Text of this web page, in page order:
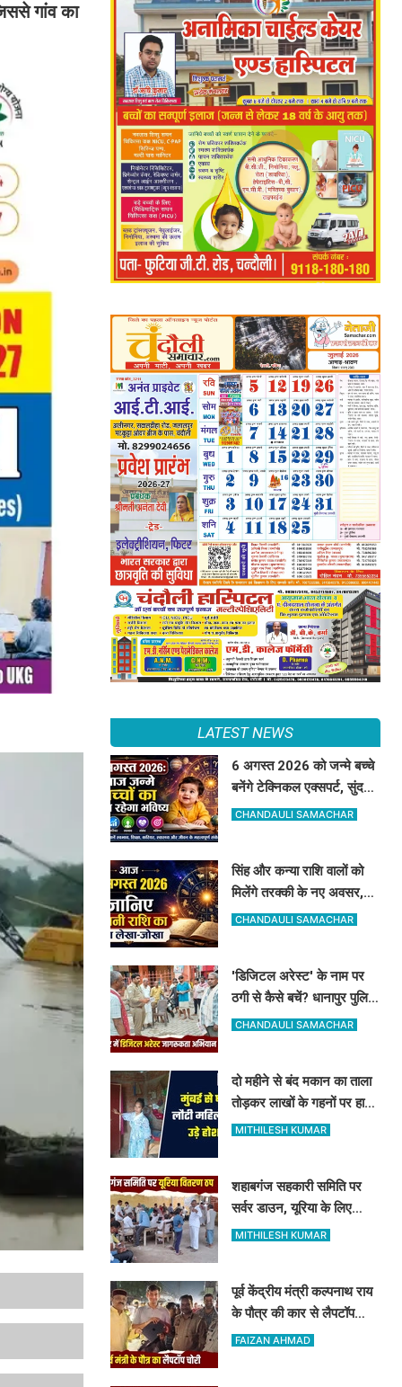
गांव का
LATEST NEWS
6 अगस्त 2026 को जन्मे बच्चे
बनेंगे टेक्निकल एक्सपर्ट, सुंदर
रूप-रंग और करियर में मिलेगी
CHANDAULI SAMACHAR
सिंह और कन्या राशि वालों को
मिलेंगे तरक्की के नए अवसर,
जानिए अपनी राशि का पूरा
CHANDAULI SAMACHAR
'डिजिटल अरेस्ट' के नाम पर
ठगी से कैसे बचें? धानापुर पुलिस
ने दिए सुरक्षा टिप्स
CHANDAULI SAMACHAR
दो महीने से बंद मकान का ताला
तोड़कर लाखों के गहनों पर हाथ
साफ, मुंबई से लौटी महिला सन्न
MITHILESH KUMAR
शहाबगंज सहकारी समिति पर
सर्वर डाउन, यूरिया के लिए
दिनभर लाइन में लगकर खाली
MITHILESH KUMAR
पूर्व केंद्रीय मंत्री कल्पनाथ राय
के पौत्र की कार से लैपटॉप
चोरी, मोबाइल ट्रैकिंग से
FAIZAN AHMAD